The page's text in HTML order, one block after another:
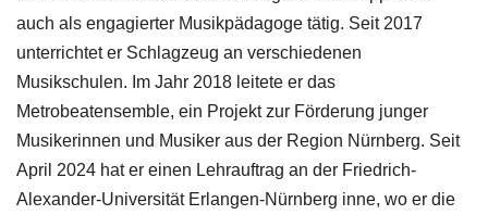
auch als engagierter Musikpädagoge tätig. Seit 2017
unterrichtet er Schlagzeug an verschiedenen
Musikschulen. Im Jahr 2018 leitete er das
Metrobeatensemble, ein Projekt zur Förderung junger
Musikerinnen und Musiker aus der Region Nürnberg. Seit
April 2024 hat er einen Lehrauftrag an der Friedrich-
Alexander-Universität Erlangen-Nürnberg inne, wo er die